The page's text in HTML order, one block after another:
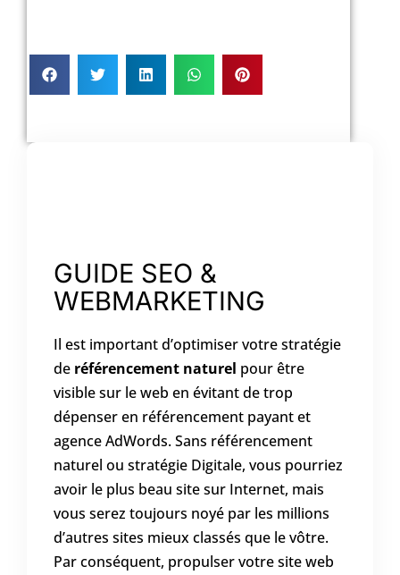
GUIDE SEO &
WEBMARKETING
Il est important d’optimiser votre stratégie
de référencement naturel pour être
visible sur le web en évitant de trop
dépenser en référencement payant et
agence AdWords. Sans référencement
naturel ou stratégie Digitale, vous pourriez
avoir le plus beau site sur Internet, mais
vous serez toujours noyé par les millions
d’autres sites mieux classés que le vôtre.
Par conséquent, propulser votre site web